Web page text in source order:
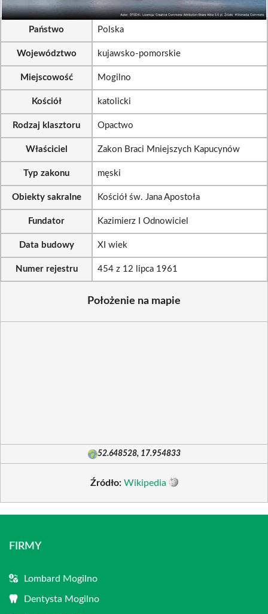
Państwo Polska
Województwo kujawsko-pomorskie
Miejscowość Mogilno
Kościół katolicki
Rodzaj klasztoru Opactwo
Właściciel Zakon Braci Mniejszych Kapucynów
Typ zakonu męski
Obiekty sakralne Kościół św. Jana Apostoła
Fundator Kazimierz I Odnowiciel
Data budowy XI wiek
Numer rejestru 454 z 12 lipca 1961
Położenie na mapie
52.648528, 17.954833
Źródło: Wikipedia
FIRMY
Lombard Mogilno
Dentysta Mogilno